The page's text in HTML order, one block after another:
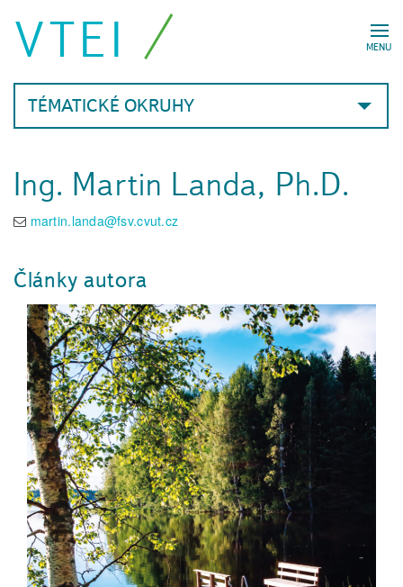
MENU
VTEI
TÉMATICKÉ OKRUHY
Ing. Martin Landa, Ph.D.
martin.landa@fsv.cvut.cz
Články autora